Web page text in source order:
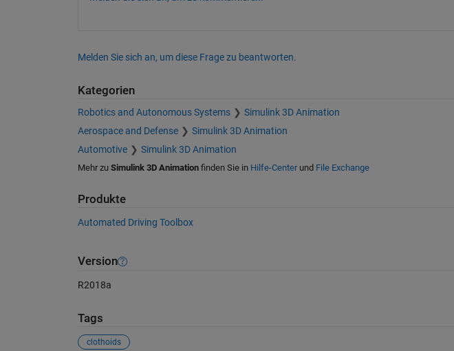
Melden Sie sich an, um diese Frage zu beantworten.
Kategorien
Robotics and Autonomous Systems
Simulink 3D Animation
Aerospace and Defense
Simulink 3D Animation
Automotive
Simulink 3D Animation
Mehr zu Simulink 3D Animationfinden Sie in Hilfe-Centerund File Exchange
Produkte
Automated Driving Toolbox
Version
R2018a
Tags
clothoids